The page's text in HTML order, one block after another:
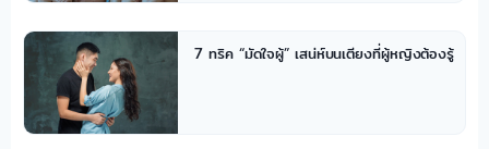
7 ทริค “มัดใจผู้” เสน่ห์บนเตียงที่ผู้หญิงต้องรู้